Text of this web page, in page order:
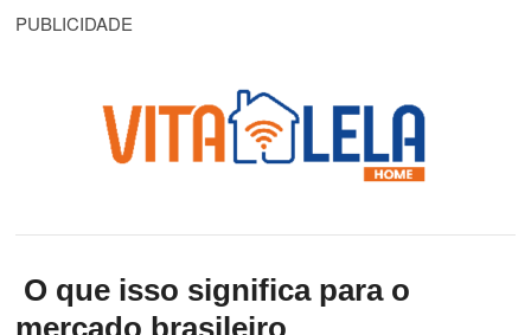
PUBLICIDADE
O que isso significa para o